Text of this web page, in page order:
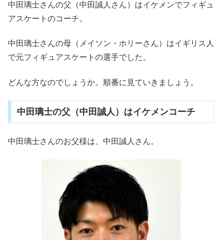
中田璃士さんの父 （中田誠人さん） はイケメンでフィギュ
アスケートのコーチ。
中田璃士さんの母 （メイソン・ホリーさん） はイギリス人
で元フィギュアスケートの選手でした。
どんな方なのでしょうか。順番に見ていきましょう。
中田璃士の父（中田誠人）はイケメンコーチ
中田璃士さんのお父様は、中田誠人さん。